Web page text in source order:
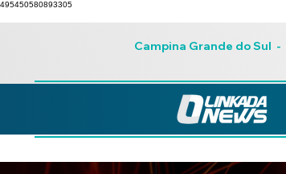
495450580893305
Campina Grande do Sul -